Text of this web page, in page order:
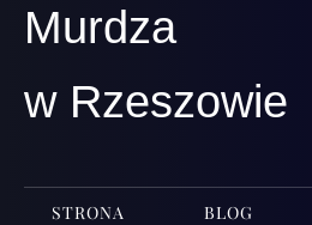
Murdza
w Rzeszowie
STRONA
BLOG